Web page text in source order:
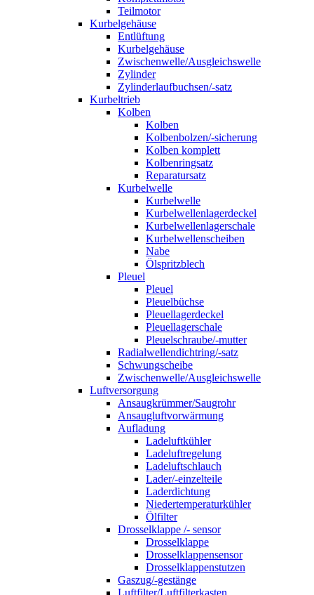
Teilmotor
Kurbelgehäuse
Entlüftung
Kurbelgehäuse
Zwischenwelle/Ausgleichswelle
Zylinder
Zylinderlaufbuchsen/-satz
Kurbeltrieb
Kolben
Kolben
Kolbenbolzen/-sicherung
Kolben komplett
Kolbenringsatz
Reparatursatz
Kurbelwelle
Kurbelwelle
Kurbelwellenlagerdeckel
Kurbelwellenlagerschale
Kurbelwellenscheiben
Nabe
Ölspritzblech
Pleuel
Pleuel
Pleuelbüchse
Pleuellagerdeckel
Pleuellagerschale
Pleuelschraube/-mutter
Radialwellendichtring/-satz
Schwungscheibe
Zwischenwelle/Ausgleichswelle
Luftversorgung
Ansaugkrümmer/Saugrohr
Ansaugluftvorwärmung
Aufladung
Ladeluftkühler
Ladeluftregelung
Ladeluftschlauch
Lader/-einzelteile
Laderdichtung
Niedertemperaturkühler
Ölfilter
Drosselklappe /- sensor
Drosselklappe
Drosselklappensensor
Drosselklappenstutzen
Gaszug/-gestänge
Luftfilter/Luftfilterkasten